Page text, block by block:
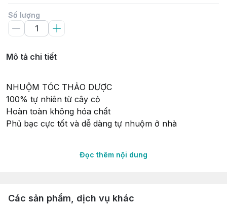
Số lượng
Mô tả chi tiết
NHUỘM TÓC THẢO DƯỢC
100% tự nhiên từ cây cỏ
Hoàn toàn không hóa chất
Phủ bạc cực tốt và dễ dàng tự nhuộm ở nhà
Đọc thêm nội dung
Các sản phẩm, dịch vụ khác